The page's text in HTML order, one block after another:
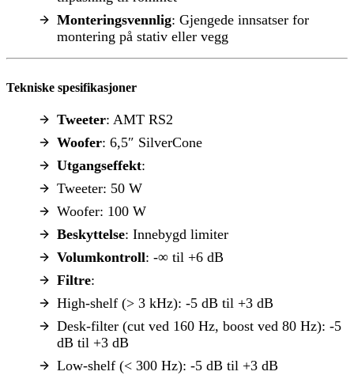
Monteringsvennlig: Gjengede innsatser for
montering på stativ eller vegg
Tekniske spesifikasjoner
Tweeter: AMT RS2
Woofer: 6,5″ SilverCone
Utgangseffekt:
Tweeter: 50 W
Woofer: 100 W
Beskyttelse: Innebygd limiter
Volumkontroll: -∞ til +6 dB
Filtre:
High-shelf (> 3 kHz): -5 dB til +3 dB
Desk-filter (cut ved 160 Hz, boost ved 80 Hz): -5
dB til +3 dB
Low-shelf (< 300 Hz): -5 dB til +3 dB